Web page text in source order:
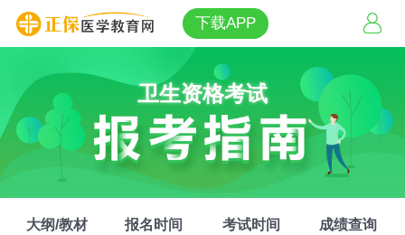
下载APP
卫生资格考试
大纲/教材 报名时间 考试时间 成绩查询